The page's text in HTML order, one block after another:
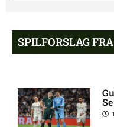
skade hos Bodø/Glimt
Bodo/Glimt: Optakt,
forventede opstillinger,
skader og karantæner
[2026/08/08]
SPILFORSLAG